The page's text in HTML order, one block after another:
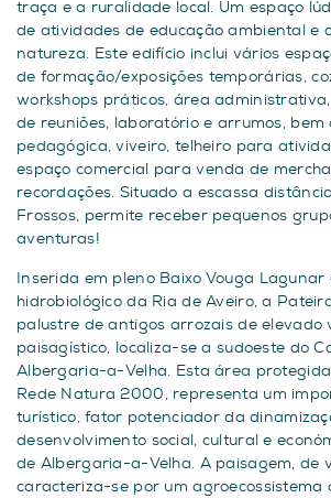
traça e a ruralidade local. Um espaço
de atividades de educação ambiental e
natureza. Este edifício inclui vários
de formação/exposições temporárias,
workshops práticos, área
de reuniões, laboratório e arrumos, bem
pedagógica, viveiro, telheiro para
espaço comercial para venda de
recordações. Situado a escassa
Frossos, permite receber pequenos
aventuras!
Inserida em pleno Baixo Vouga Lagunar
hidrobiológico da Ria de Aveiro, a
palustre de antigos arrozais de elevado
paisagístico, localiza-se a sudoeste do
Albergaria-a-Velha. Esta área
Rede Natura 2000, representa um
turístico, fator potenciador da
desenvolvimento social, cultural e
de Albergaria-a-Velha. A paisagem, de
caracteriza-se por um agroecossistema